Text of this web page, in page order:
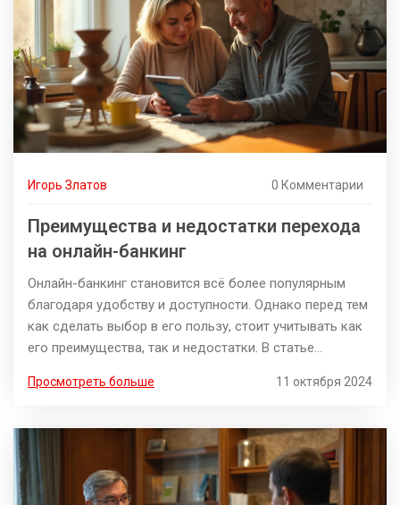
Игорь Златов 0 Комментарии
Преимущества и недостатки перехода
на онлайн-банкинг
Онлайн-банкинг становится всё более популярным
благодаря удобству и доступности. Однако перед тем
как сделать выбор в его пользу, стоит учитывать как
его преимущества, так и недостатки. В статье
практичности этого вида банковского обслуживания.
решение. Мы отмечаем, как технологии меняют
процессы обслуживания финансов, делая их более
персонализированными и лёгкими в использовании.
Просмотреть больше 11 октября 2024